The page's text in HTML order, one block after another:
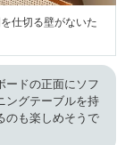
仕切る壁がないた
ードの正面にソフ
ングテーブルを持
のも楽しめそうで